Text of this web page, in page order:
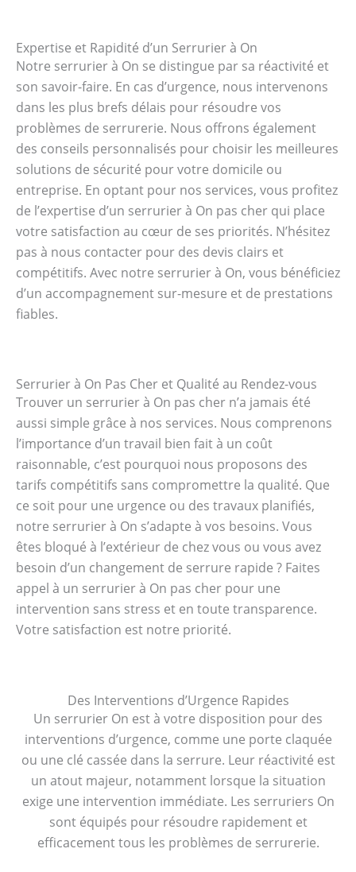
Expertise et Rapidité d’un Serrurier à On
Notre serrurier à On se distingue par sa réactivité et
son savoir-faire. En cas d’urgence, nous intervenons
dans les plus brefs délais pour résoudre vos
problèmes de serrurerie. Nous offrons également
des conseils personnalisés pour choisir les meilleures
solutions de sécurité pour votre domicile ou
entreprise. En optant pour nos services, vous profitez
de l’expertise d’un serrurier à On pas cher qui place
votre satisfaction au cœur de ses priorités. N’hésitez
pas à nous contacter pour des devis clairs et
compétitifs. Avec notre serrurier à On, vous bénéficiez
d’un accompagnement sur-mesure et de prestations
fiables.
Serrurier à On Pas Cher et Qualité au Rendez-vous
Trouver un serrurier à On pas cher n’a jamais été
aussi simple grâce à nos services. Nous comprenons
l’importance d’un travail bien fait à un coût
raisonnable, c’est pourquoi nous proposons des
tarifs compétitifs sans compromettre la qualité. Que
ce soit pour une urgence ou des travaux planifiés,
notre serrurier à On s’adapte à vos besoins. Vous
êtes bloqué à l’extérieur de chez vous ou vous avez
besoin d’un changement de serrure rapide ? Faites
appel à un serrurier à On pas cher pour une
intervention sans stress et en toute transparence.
Votre satisfaction est notre priorité.
Des Interventions d’Urgence Rapides
Un serrurier On est à votre disposition pour des
interventions d’urgence, comme une porte claquée
ou une clé cassée dans la serrure. Leur réactivité est
un atout majeur, notamment lorsque la situation
exige une intervention immédiate. Les serruriers On
sont équipés pour résoudre rapidement et
efficacement tous les problèmes de serrurerie.